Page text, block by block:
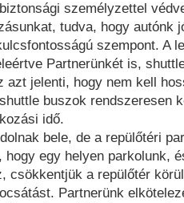
személyzettel
tudva, hogy autónk
szempont. A
Partnerünkét is,
azt jelenti, hogy nem kell
buszok rendszeresen
idő.
bele, de a repülőtéri
hogy egy helyen parkolunk,
csökkentjük a repülőtér
Partnerünk